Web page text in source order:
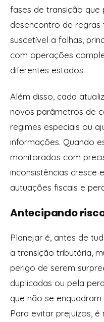
fases de transição que
desencontro de
suscetível a falhas,
com operações
diferentes estados.
Além disso, cada
novos parâmetros de
regimes especiais ou
informações. Quando
monitorados com
inconsistências cresce
autuações fiscais e
Antecipando
Planejar é, antes de
a transição tributária,
perigo de serem
duplicadas ou pela
que não se
Para evitar prejuízos, é